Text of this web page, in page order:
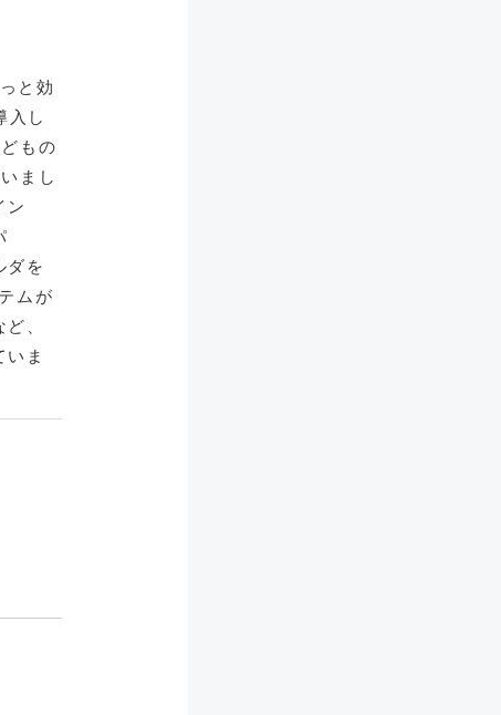
と効
入し
もの
まし
ン
ダを
ムが
、
ま